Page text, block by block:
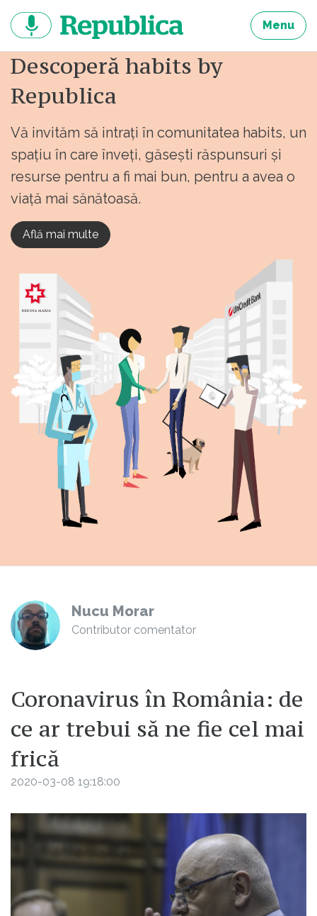
continut
Menu
Descoperă habits by
Republica
Vă invităm să intrați în comunitatea habits, un
spațiu în care înveți, găsești răspunsuri și
resurse pentru a fi mai bun, pentru a avea o
viață mai sănătoasă.
Află mai multe
Nucu Morar
Contributor comentator
Coronavirus în România: de
ce ar trebui să ne fie cel mai
frică
2020-03-08 19:18:00